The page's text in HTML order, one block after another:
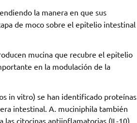
la manera en que sus
de moco sobre el epitelio intestinal
mucina que recubre el epitelio
en la modulación de la
in vitro) se han identificado proteínas
intestinal. A. muciniphila también
las citocinas antiinflamatorias (IL-10)